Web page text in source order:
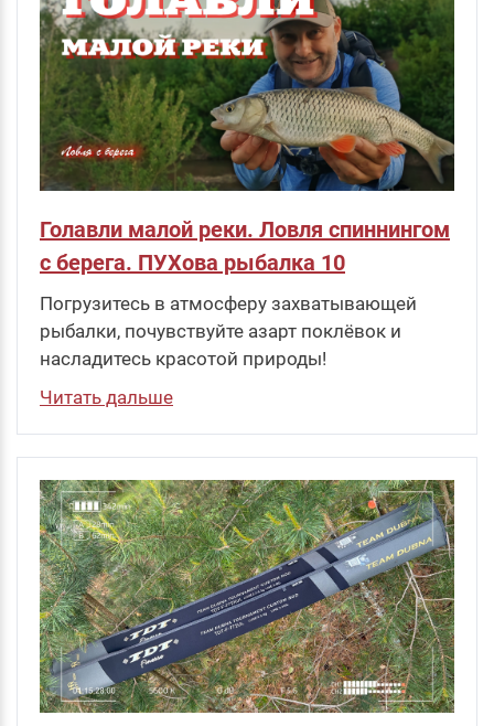
Голавли малой реки. Ловля спиннингом
с берега. ПУХова рыбалка 10
Погрузитесь в атмосферу захватывающей
рыбалки, почувствуйте азарт поклёвок и
насладитесь красотой природы!
Читать дальше